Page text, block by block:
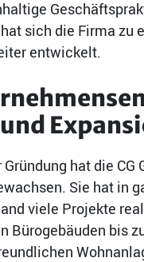
sich die Firma zu
entwickelt.
hat die CG
Sie hat in
viele Projekte
Bürogebäuden bis